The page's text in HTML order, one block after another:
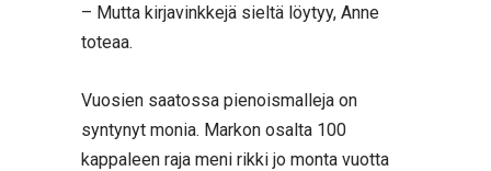
– Mutta kirjavinkkejä sieltä löytyy, Anne
toteaa.
Vuosien saatossa pienoismalleja on
syntynyt monia. Markon osalta 100
kappaleen raja meni rikki jo monta vuotta